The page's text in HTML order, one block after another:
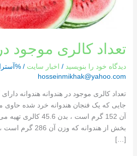
تعداد کالری موجود
دیدگاه‌ خود را بنویسید / اخبار سایت /
hosseinmikhak@yahoo.com
جایی که یک فنجان هندوانه خرد شده
آن 152 گرم است ، بدن
[…]